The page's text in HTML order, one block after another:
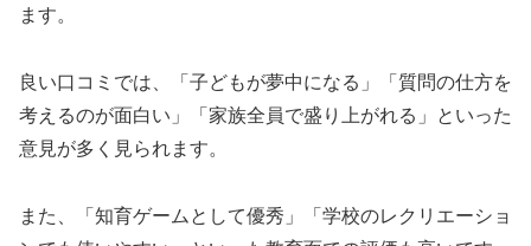
ます。
良い口コミでは、「子どもが夢中になる」「質問の仕方を
考えるのが面白い」「家族全員で盛り上がれる」といった
意見が多く見られます。
また、「知育ゲームとして優秀」「学校のレクリエーショ